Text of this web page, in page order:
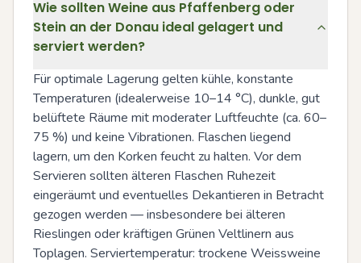
Wie sollten Weine aus Pfaffenberg oder
Stein an der Donau ideal gelagert und
serviert werden?
Für optimale Lagerung gelten kühle, konstante
Temperaturen (idealerweise 10–14 °C), dunkle, gut
belüftete Räume mit moderater Luftfeuchte (ca. 60–
75 %) und keine Vibrationen. Flaschen liegend
lagern, um den Korken feucht zu halten. Vor dem
Servieren sollten älteren Flaschen Ruhezeit
eingeräumt und eventuelles Dekantieren in Betracht
gezogen werden — insbesondere bei älteren
Rieslingen oder kräftigen Grünen Veltlinern aus
Toplagen. Serviertemperatur: trockene Weissweine